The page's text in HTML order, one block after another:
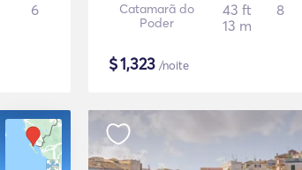
6
Catamarã do
Poder
43 ft
13 m
8
$1,323 /noite